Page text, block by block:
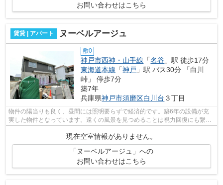
お問い合わせはこちら
賃貸 | アパート ヌーベルアージュ
敷0
神戸市西神・山手線 「名谷 」駅 徒歩17分
東海道本線 「神戸 」駅 バス30分 「白川
峠」 停歩7分
築7年
兵庫県神戸市須磨区白川台 ３丁目
物件の陽当りも良く、昼間には照明要らずで経済的です。築6年の設備が充
実した物件となっています。遠くの風景を見つめることは視力回復にも繋が
現在空室情報がありません。
「ヌーベルアージュ」への
お問い合わせはこちら